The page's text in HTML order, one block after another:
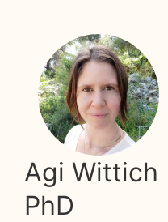
Agi Wittich
PhD